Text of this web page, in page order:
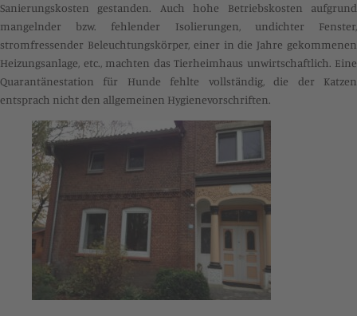
Sanierungskosten gestanden. Auch hohe Betriebskosten aufgrund
mangelnder bzw. fehlender Isolierungen, undichter Fenster,
stromfressender Beleuchtungskörper, einer in die Jahre gekommenen
Heizungsanlage, etc., machten das Tierheimhaus unwirtschaftlich. Eine
Quarantänestation für Hunde fehlte vollständig, die der Katzen
entsprach nicht den allgemeinen Hygienevorschriften.